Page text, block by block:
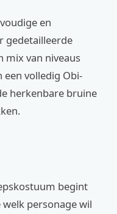
en
gedetailleerde
mix van niveaus
een volledig Obi-
herkenbare bruine
begint
personage wil